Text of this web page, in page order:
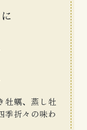
牡蠣、蒸し牡
季折々の味わ